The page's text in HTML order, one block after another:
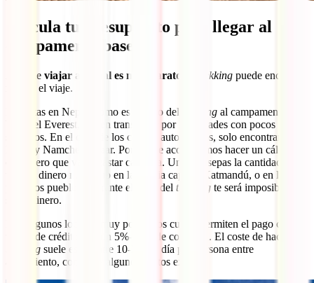
Calcula tu presupuesto para llegar al
campamento base
Aunque viajar a Nepal es muy barato trekking puede encarecer
mucho el viaje.
Las rutas en Nepal, como es el caso del
trekking al campamento
base del Everest, suelen transcurrir por localidades con pocos
servicios. En el caso de los cajeros automáticos, solo encontrarás en
Lukla y Namche Bazaar. Por ello te aconsejamos hacer un cálculo
del dinero que vas a gastar cada día. Una vez sepas la cantidad, saca
todo el dinero necesario en la propia capital, Katmandú, o en los dos
primeros pueblos. Durante el resto del trekking te será imposible
sacar dinero.
Hay algunos locales, muy pocos, los cuales permiten el pago con
tarjeta de crédito con un 5%-10% de comisión. El coste de hacer el
trekking suele estar entre 10-25€ al día por persona entre
alojamiento, comida y algunos gastos extra.